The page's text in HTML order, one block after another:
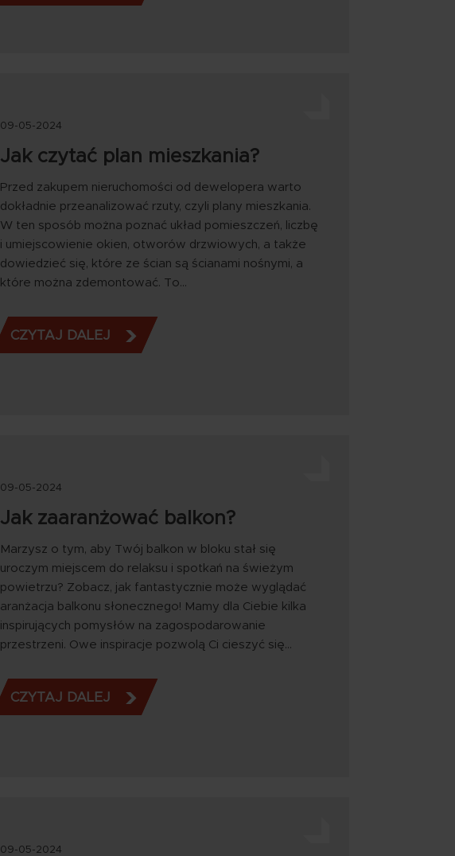
09-05-2024
Jak czytać plan mieszkania?
Przed zakupem nieruchomości od dewelopera warto
dokładnie przeanalizować rzuty, czyli plany mieszkania.
W ten sposób można poznać układ pomieszczeń, liczbę
i umiejscowienie okien, otworów drzwiowych, a także
dowiedzieć się, które ze ścian są ścianami nośnymi, a
które można zdemontować. To…
CZYTAJ DALEJ
09-05-2024
Jak zaaranżować balkon?
Marzysz o tym, aby Twój balkon w bloku stał się
uroczym miejscem do relaksu i spotkań na świeżym
powietrzu? Zobacz, jak fantastycznie może wyglądać
aranżacja balkonu słonecznego! Mamy dla Ciebie kilka
inspirujących pomysłów na zagospodarowanie
przestrzeni. Owe inspiracje pozwolą Ci cieszyć się…
CZYTAJ DALEJ
09-05-2024